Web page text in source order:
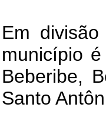
Em
município
Beberibe,
Santo